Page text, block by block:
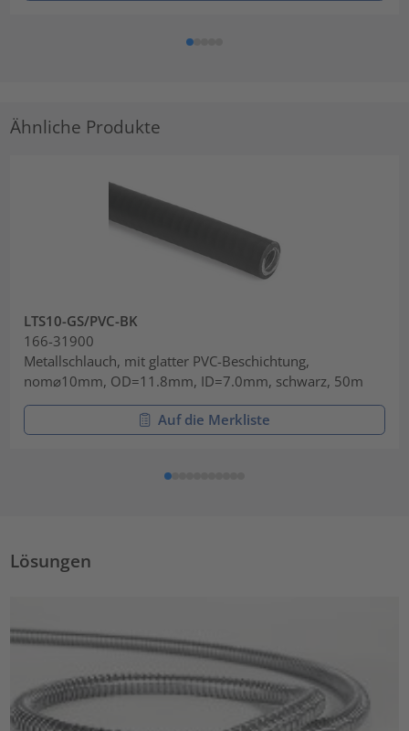
Ähnliche Produkte
LTS10-GS/PVC-BK
166-31900
Metallschlauch, mit glatter PVC-Beschichtung,
nom⌀10mm, OD=11.8mm, ID=7.0mm, schwarz, 50m
Auf die Merkliste
Lösungen